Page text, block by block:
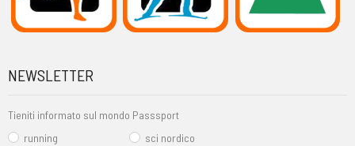
NEWSLETTER
Tieniti informato sul mondo Passsport
running
sci nordico